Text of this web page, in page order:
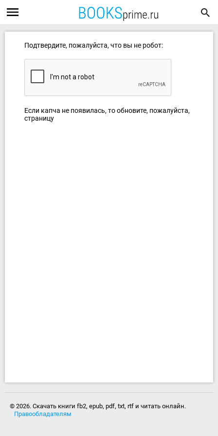
Подтвердите, пожалуйста, что вы не робот:
Если капча не появилась, то обновите, пожалуйста,
страницу
© 2026. Скачать книги fb2, epub, pdf, txt, rtf и читать онлайн.
Правообладателям